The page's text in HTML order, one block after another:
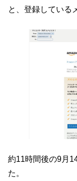
と、登録している
約11時間後の9月
た。